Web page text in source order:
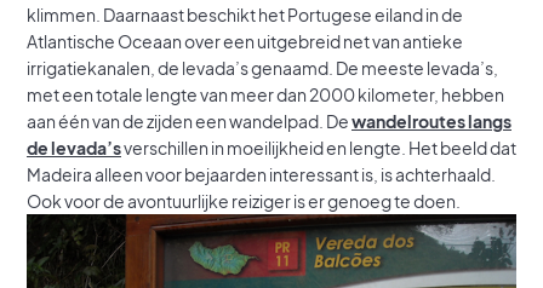
klimmen. Daarnaast beschikt het Portugese eiland in de
Atlantische Oceaan over een uitgebreid net van antieke
irrigatiekanalen, de levada’s genaamd. De meeste levada’s,
met een totale lengte van meer dan 2000 kilometer, hebben
aan één van de zijden een wandelpad. Dewandelroutes langs
de levada’sverschillen in moeilijkheid en lengte. Het beeld dat
Madeira alleen voor bejaarden interessant is, is achterhaald.
Ook voor de avontuurlijke reiziger is er genoeg te doen.